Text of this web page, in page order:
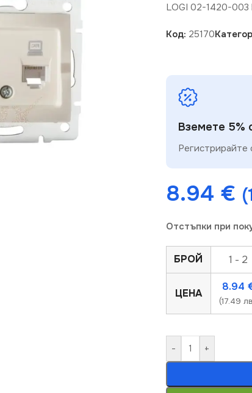
LOGI 02-1420-003
Код: 25170
Вземете 5%
Регистрирайте
8.94 €
Отстъпки при
БРОЙ 1 - 2
ЦЕНА
8.94
(17.49
- +